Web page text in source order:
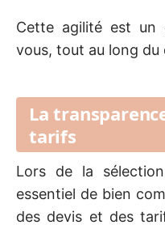
Cette agilité est un
vous, tout au long du
La
tarifs
Lors de la
essentiel de bien
des devis et des